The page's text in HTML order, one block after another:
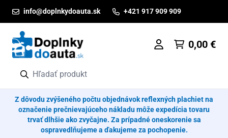
info@doplnkydoauta.sk +421 917 909 909
0,00 €
Z dôvodu zvýšeného počtu objednávok reflexných plachiet na
označenie prečnievajúceho nákladu môže expedícia tovaru
trvať dlhšie ako zvyčajne. Za prípadné oneskorenie sa
ospravedlňujeme a ďakujeme za pochopenie.